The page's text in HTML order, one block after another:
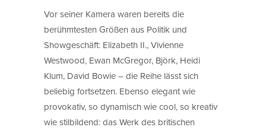
Vor seiner Kamera waren bereits die
berühmtesten Größen aus Politik und
Showgeschäft: Elizabeth II., Vivienne
Westwood, Ewan McGregor, Björk, Heidi
Klum, David Bowie – die Reihe lässt sich
beliebig fortsetzen. Ebenso elegant wie
provokativ, so dynamisch wie cool, so kreativ
wie stilbildend: das Werk des britischen